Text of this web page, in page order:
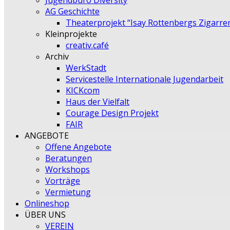
AG Geschichte
Theaterprojekt “Isay Rottenbergs
Kleinprojekte
creativ.café
Archiv
WerkStadt
Servicestelle Internationale Jugendarbeit
KICKcom
Haus der Vielfalt
Courage Design Projekt
FAIR
ANGEBOTE
Offene Angebote
Beratungen
Workshops
Vorträge
Vermietung
Onlineshop
ÜBER UNS
VEREIN